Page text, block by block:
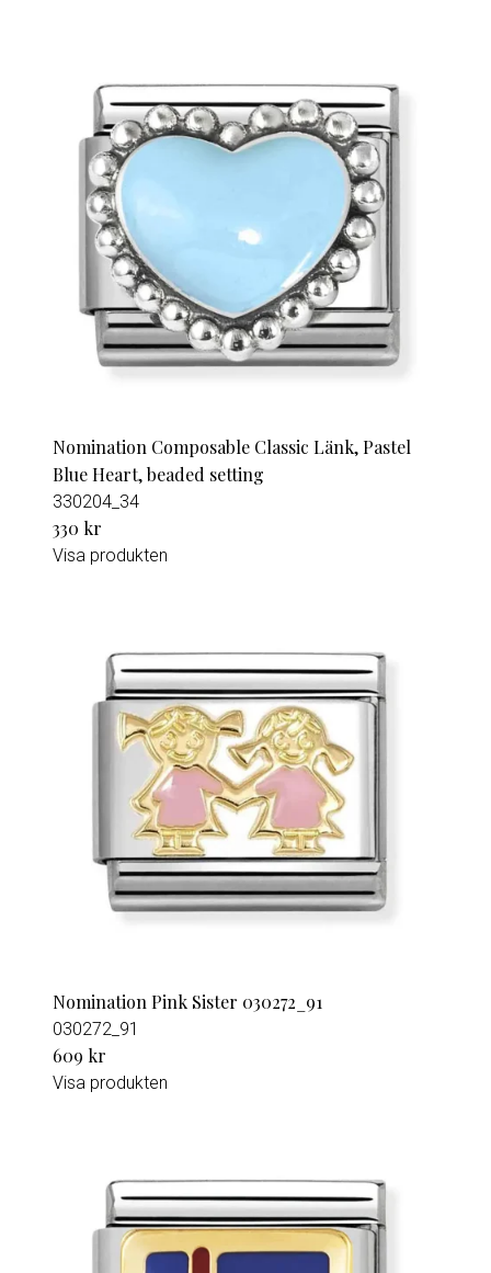
Nomination Composable Classic Länk, Pastel
Blue Heart, beaded setting
330204_34
330 kr
Visa produkten
Nomination Pink Sister 030272_91
030272_91
609 kr
Visa produkten